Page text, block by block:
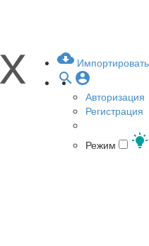
Импортировать
Авторизация
Регистрация
Режим